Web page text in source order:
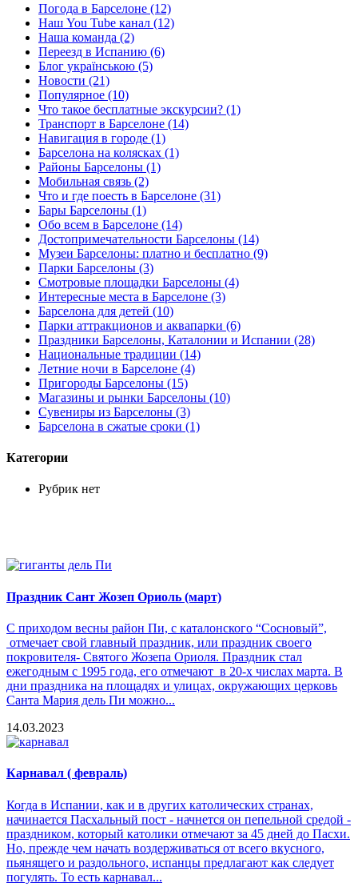
Погода в Барселоне (12)
Наш You Tube канал (12)
Наша команда (2)
Переезд в Испанию (6)
Блог українською (5)
Новости (21)
Популярное (10)
Что такое бесплатные экскурсии? (1)
Транспорт в Барселоне (14)
Навигация в городе (1)
Барселона на колясках (1)
Районы Барселоны (1)
Мобильная связь (2)
Что и где поесть в Барселоне (31)
Бары Барселоны (1)
Обо всем в Барселоне (14)
Достопримечательности Барселоны (14)
Музеи Барселоны: платно и бесплатно (9)
Парки Барселоны (3)
Смотровые площадки Барселоны (4)
Интересные места в Барселоне (3)
Барселона для детей (10)
Парки аттракционов и аквапарки (6)
Праздники Барселоны, Каталонии и Испании (28)
Национальные традиции (14)
Летние ночи в Барселоне (4)
Пригороды Барселоны (15)
Магазины и рынки Барселоны (10)
Сувениры из Барселоны (3)
Барселона в сжатые сроки (1)
Категории
Рубрик нет
Праздник Сант Жозеп Ориоль (март)
С приходом весны район Пи, с каталонского “Сосновый”,
отмечает свой главный праздник, или праздник своего
покровителя- Святого Жозепа Ориоля. Праздник стал
ежегодным с 1995 года, его отмечают в 20-х числах марта. В
дни праздника на площадях и улицах, окружающих церковь
Санта Мария дель Пи можно...
14.03.2023
Карнавал ( февраль)
Когда в Испании, как и в других католических странах,
начинается Пасхальный пост - начнется он пепельной средой -
праздником, который католики отмечают за 45 дней до Пасхи.
Но, прежде чем начать воздерживаться от всего вкусного,
пьянящего и раздольного, испанцы предлагают как следует
погулять. То есть карнавал...